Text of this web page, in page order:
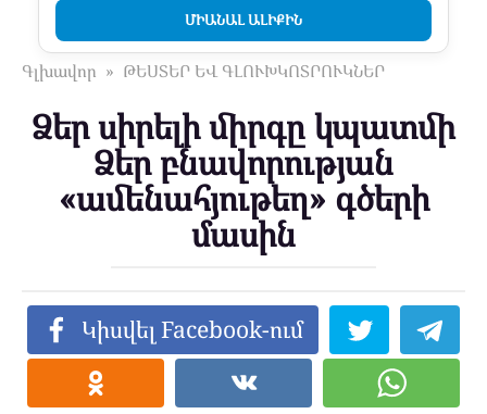
ՄԻԱՆԱԼ ԱԼԻՔԻՆ
Գլխավոր » ԹԵՍՏԵՐ ԵՎ ԳԼՈՒԽԿՈՏՐՈՒԿՆԵՐ
Ձեր սիրելի միրգը կպատմի
Ձեր բնավորության
«ամենահյութեղ» գծերի
մասին
Կիսվել Facebook-ում